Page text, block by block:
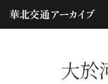
大於